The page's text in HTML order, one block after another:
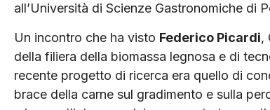
all’Università di Scienze Gastronomiche di
Un incontro che ha visto Federico Picardi,
della filiera della biomassa legnosa e di
recente progetto di ricerca era quello di
brace della carne sul gradimento e sulla